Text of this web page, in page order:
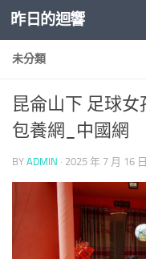
Skip to content
昨日的迴響
未分類
昆侖山下 足球
包養網_中國網
BY ADMIN · 2025 年 7 月 16 日